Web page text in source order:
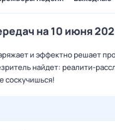
на 10 июня
и эффектно решает
найдет: реалити-
соскучишься!